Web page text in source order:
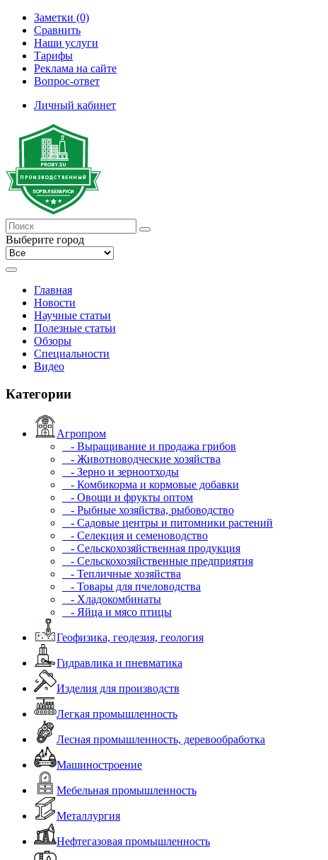
Заметки (0)
Сравнить
Наши услуги
Тарифы
Реклама на сайте
Вопрос-ответ
Личный кабинет
Выберите город
Главная
Новости
Научные статьи
Полезные статьи
Обзоры
Специальности
Видео
Категории
Агропром
- Выращивание и продажа грибов
- Животноводческие хозяйства
- Зерно и зерноотходы
- Комбикорма и кормовые добавки
- Овощи и фрукты оптом
- Рыбные хозяйства, рыбоводство
- Садовые центры и питомники растений
- Селекция и семеноводство
- Сельскохозяйственная продукция
- Сельскохозяйственные предприятия
- Тепличные хозяйства
- Товары для пчеловодства
- Хладокомбинаты
- Яйца и мясо птицы
Геофизика, геодезия, геология
Гидравлика и пневматика
Изделия для производств
Легкая промышленность
Лесная промышленность, деревообработка
Машиностроение
Мебельная промышленность
Металлургия
Нефтегазовая промышленность